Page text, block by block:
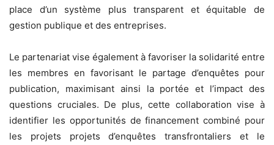
place d’un système plus transparent et équitable de
gestion publique et des entreprises.
Le partenariat vise également à favoriser la solidarité entre
les membres en favorisant le partage d’enquêtes pour
publication, maximisant ainsi la portée et l’impact des
questions cruciales. De plus, cette collaboration vise à
identifier les opportunités de financement combiné pour
les projets projets d’enquêtes transfrontaliers et le